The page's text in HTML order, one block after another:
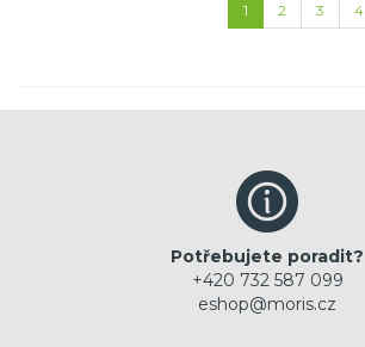
1 2 3 4
Potřebujete poradit?
+420 732 587 099
eshop@moris.cz